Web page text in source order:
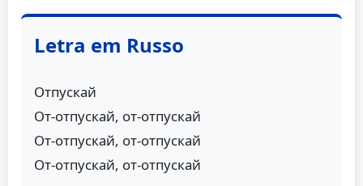
Letra em Russo
Отпускай
От-отпускай, от-отпускай
От-отпускай, от-отпускай
От-отпускай, от-отпускай